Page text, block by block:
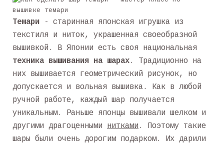
Темари - старинная японская игрушка из
текстиля и ниток, украшенная своеобразной
вышивкой. В Японии есть своя национальная
техника вышивания на шарах. Традиционно на
них вышивается геометрический рисунок, но
допускается и вольная вышивка. Как в любой
ручной работе, каждый шар получается
уникальным. Раньше японцы вышивали шелком и
другими драгоценными нитками . Поэтому такие
шары были очень дорогим подарком. Их дарили